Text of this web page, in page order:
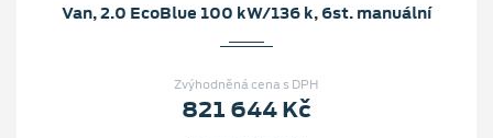
Van, 2.0 EcoBlue 100 kW/136 k, 6st. manuální
Zvýhodněná cena s DPH
821 644 Kč